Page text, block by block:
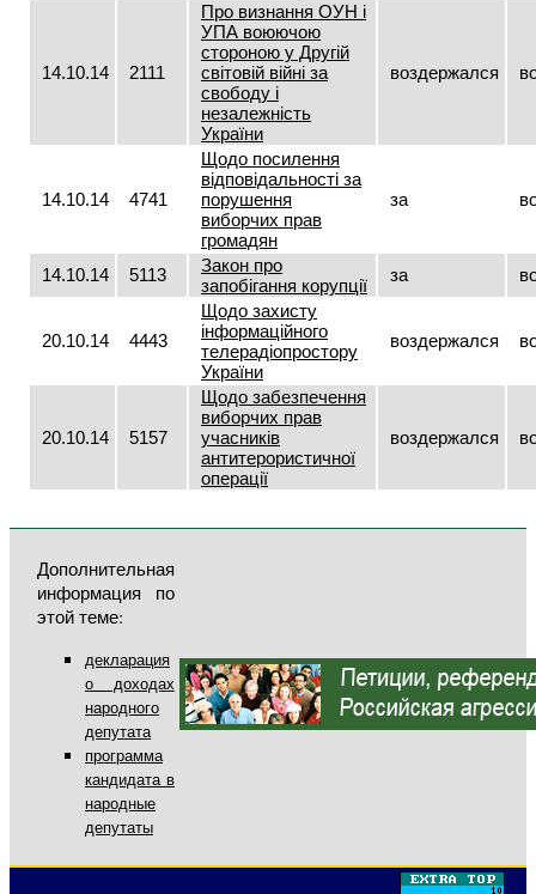
14.10.14 2111
Про визнання ОУН і
УПА воюючою
стороною у Другій
світовій війні за
свободу і
незалежність
України
воздержался
14.10.14 4741
Щодо посилення
відповідальності за
порушення
виборчих прав
громадян
за
14.10.14 5113
Закон про
запобігання корупції
за
20.10.14 4443
Щодо захисту
інформаційного
телерадіопростору
України
воздержался
20.10.14 5157
Щодо забезпечення
виборчих прав
учасників
антитерористичної
операції
воздержался
Дополнительная
информация по
этой теме:
декларация
о доходах
народного
депутата
программа
кандидата в
народные
депутаты